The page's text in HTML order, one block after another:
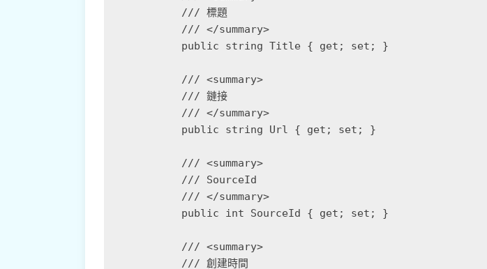
        /// 標題
        /// </summary>
        public string Title { get; set; }
        /// <summary>
        /// 鏈接
        /// </summary>
        public string Url { get; set; }
        /// <summary>
        /// SourceId
        /// </summary>
        public int SourceId { get; set; }
        /// <summary>
        /// 創建時間